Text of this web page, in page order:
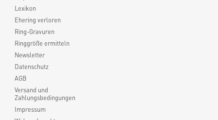
Lexikon
Ehering verloren
Ring-Gravuren
Ringgröße ermitteln
Newsletter
Datenschutz
AGB
Versand und
Zahlungsbedingungen
Impressum